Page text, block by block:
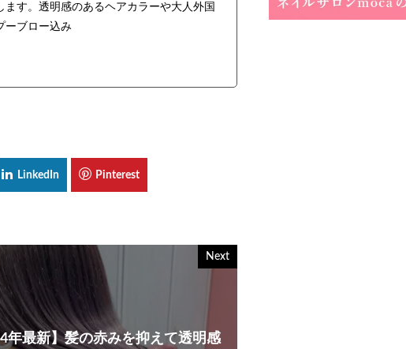
す。透明感のあるヘアカラーや大人外国
ーブロー込み
Next
年最新】髪の赤みを抑えて透明感